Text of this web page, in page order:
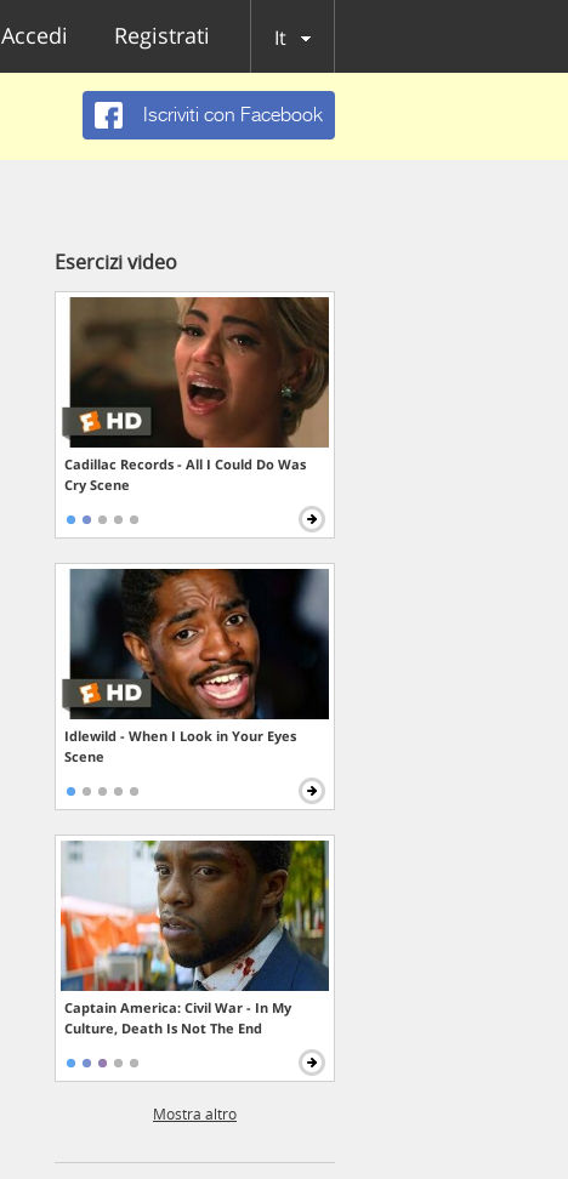
Accedi Registrati It
Iscriviti con Facebook
Esercizi video
Cadillac Records - All I Could Do Was
Cry Scene
Idlewild - When I Look in Your Eyes
Scene
Captain America: Civil War - In My
Culture, Death Is Not The End
Mostra altro